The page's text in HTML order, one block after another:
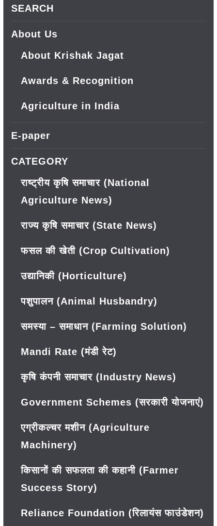
SEARCH
About Us
About Krishak Jagat
Awards & Recognition
Agriculture in India
E-paper
CATEGORY
राष्ट्रीय कृषि समाचार (National
Agriculture News)
राज्य कृषि समाचार (State News)
फसल की खेती (Crop Cultivation)
उद्यानिकी (Horticulture)
पशुपालन (Animal Husbandry)
समस्या – समाधान (Farming Solution)
Mandi Rate (मंडी रेट)
कृषि कंपनी समाचार (Industry News)
Government Schemes (सरकारी योजनाएं)
एग्रीकल्चर मशीन (Agriculture
Machinery)
किसानों की सफलता की कहानी (Farmer
Success Story)
Reliance Foundation (रिलायंस फाउंडेशन)